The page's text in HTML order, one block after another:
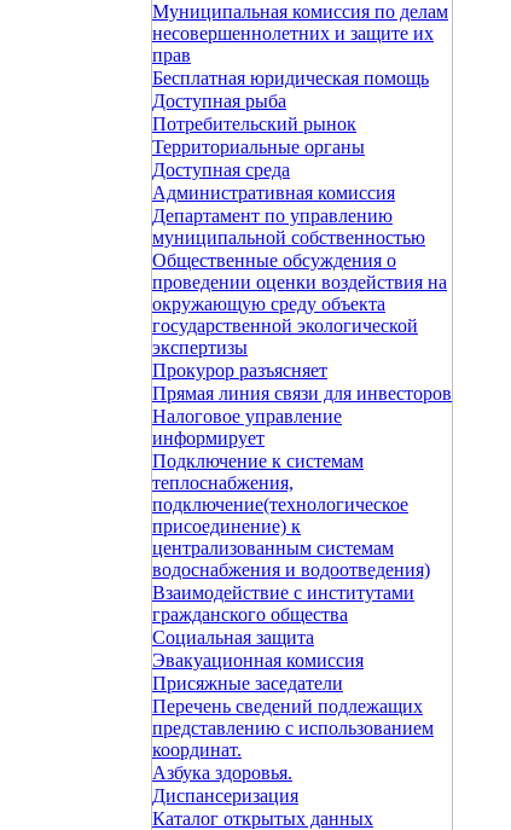
Муниципальная комиссия по делам
несовершеннолетних и защите их
прав
Бесплатная юридическая помощь
Доступная рыба
Потребительский рынок
Территориальные органы
Доступная среда
Административная комиссия
Департамент по управлению
муниципальной собственностью
Общественные обсуждения о
проведении оценки воздействия на
окружающую среду объекта
государственной экологической
экспертизы
Прокурор разъясняет
Прямая линия связи для инвесторов
Налоговое управление
информирует
Подключение к системам
теплоснабжения,
подключение(технологическое
присоединение) к
централизованным системам
водоснабжения и водоотведения)
Взаимодействие с институтами
гражданского общества
Социальная защита
Эвакуационная комиссия
Присяжные заседатели
Перечень сведений подлежащих
представлению с использованием
координат.
Азбука здоровья.
Диспансеризация
Каталог открытых данных